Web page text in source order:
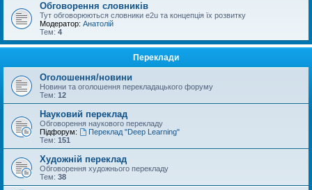
Обговорення словників
Тут обговорюються словники e2u та концепція їх розвитку
Модератор: Анатолій
Тем: 4
Переклади
Оголошення/новини
Новини та оголошення перекладацького форуму
Тем: 12
Науковий переклад
Обговорення наукового перекладу
Підфорум:
Переклад "Deep Learning"
Тем: 151
Художній переклад
Обговорення художнього перекладу
Тем: 38